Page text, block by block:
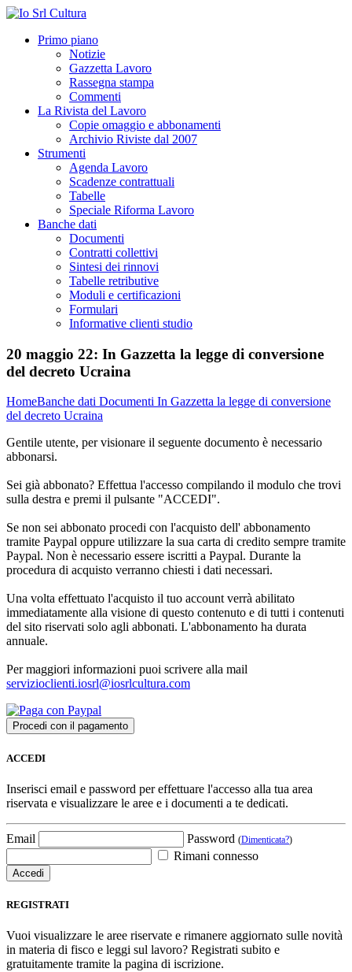
Primo piano
Notizie
Gazzetta Lavoro
Rassegna stampa
Commenti
La Rivista del Lavoro
Copie omaggio e abbonamenti
Archivio Riviste dal 2007
Strumenti
Agenda Lavoro
Scadenze contrattuali
Tabelle
Speciale Riforma Lavoro
Banche dati
Documenti
Contratti collettivi
Sintesi dei rinnovi
Tabelle retributive
Moduli e certificazioni
Formulari
Informative clienti studio
20 maggio 22: In Gazzetta la legge di conversione
del decreto Ucraina
HomeBanche dati Documenti In Gazzetta la legge di conversione
del decreto Ucraina
Gentile utente, per visionare il seguente documento è necessario
abbonarsi.
Sei già abbonato? Effettua l'accesso compilando il modulo che trovi
sulla destra e premi il pulsante "ACCEDI".
Se non sei abbonato procedi con l'acquisto dell' abbonamento
tramite Paypal oppure utilizzare la sua carta di credito sempre tramite
Paypal. Non è necessario essere iscritti a Paypal. Durante la
procedura di acquisto verranno chiesti i dati necessari.
Una volta effettuato l'acquisto il tuo account verrà abilitato
immediatamente alla visione di questo contenuto e di tutti i contenuti
del sito riservati solo agli abbonati. L'abbonamento ha durata
annuale.
Per maggiori informazioni puoi scrivere alla mail
servizioclienti.iosrl@iosrlcultura.com
ACCEDI
Inserisci email e password per effettuare l'accesso alla tua area
riservata e visualizzare le aree e i documenti a te dedicati.
Email Password (Dimenticata?)
Rimani connesso
REGISTRATI
Vuoi visualizzare le aree riservate e rimanere aggiornato sulle novità
in materia di fisco e leggi sul lavoro? Registrati subito e
gratuitamente tramite la pagina di iscrizione.